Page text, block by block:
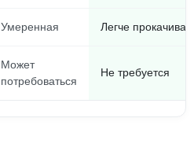
Умеренная Легче
Может
потребоваться
Не требуется